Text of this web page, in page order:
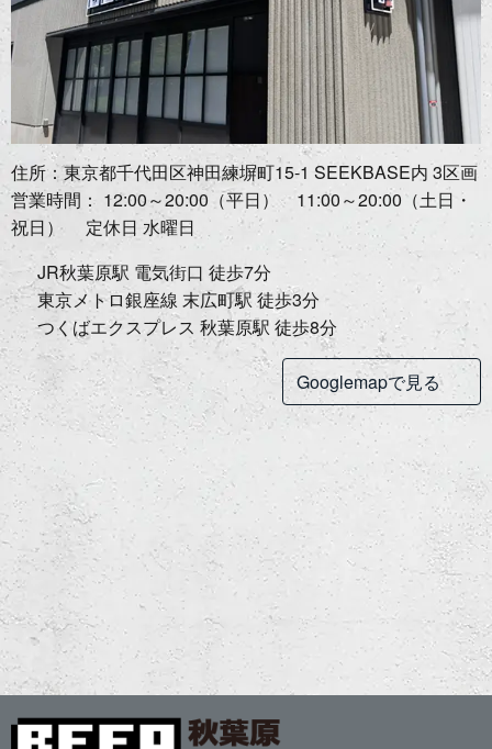
住所：東京都千代田区神田練塀町15-1 SEEKBASE内 3区画
営業時間： 12:00～20:00（平日） 11:00～20:00（土日・
祝日） 定休日 水曜日
JR秋葉原駅 電気街口 徒歩7分
東京メトロ銀座線 末広町駅 徒歩3分
つくばエクスプレス 秋葉原駅 徒歩8分
Googlemapで見る